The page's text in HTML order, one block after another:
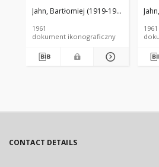
zachodniej Osi Saskiej
w Warszawie - Konkurs
69]. [Zdj. 1], [Sytuacja]
Jahn, Bartłomiej (1919-1989). Fotograf
1961
dokument ikonograficzny
w
7].
1961
CONTACT DETAILS